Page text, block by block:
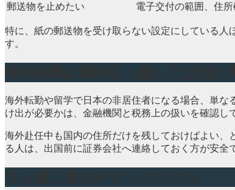
郵送物を止めたい
電子交付の範囲、住
特に、紙の郵送物を受け取らない設定にしている
す。
海外転勤や留学で日本の非居住者になる場合、単
け出が必要かは、金融機関と税務上の扱いを確認し
海外赴任中も国内の住所だけを残しておけばよい
る人は、出国前に証券会社へ連絡しておく方が安全